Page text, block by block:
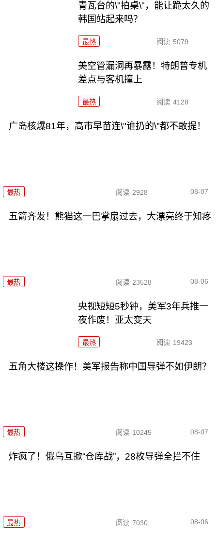
青瓦台的\"拍桌\"，能让跪太久的
韩国站起来吗？
最热 阅读 5079
美空管漏洞再暴露！特朗普专机
差点与客机撞上
最热 阅读 4128
广岛核爆81年，高市早苗连\"谁扔的\"都不敢提！
最热 阅读 2928 08-07
五箭齐发！熊猫这一巴掌扇过去，大漂亮终于知疼
最热 阅读 23528 08-06
央视短短5秒钟，美军3年兵推一
夜作废！亚太变天
最热 阅读 19423
五角大楼这操作！美军报告称中国导弹不如伊朗？
最热 阅读 10245 08-07
炸疯了！俄乌互掀“仓库战”，28枚导弹全拦不住
最热 阅读 7030 08-06